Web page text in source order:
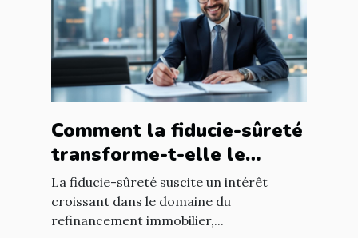
Comment la fiducie-sûreté
transforme-t-elle le
refinancement immobilier
?
La fiducie-sûreté suscite un intérêt
croissant dans le domaine du
refinancement immobilier,...